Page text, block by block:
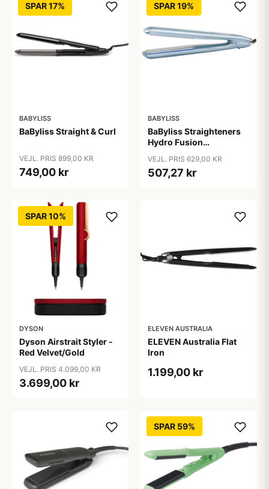
SPAR 17%
BABYLISS
BaByliss Straight & Curl
VEJL. PRIS 899,00 KR
749,00 kr
SPAR 19%
BABYLISS
BaByliss Straighteners
Hydro Fusion
VEJL. PRIS 629,00 KR
507,27 kr
SPAR 10%
DYSON
Dyson Airstrait Styler -
Red Velvet/Gold
VEJL. PRIS 4.099,00 KR
3.699,00 kr
ELEVEN AUSTRALIA
ELEVEN Australia Flat
Iron
1.199,00 kr
SPAR 59%